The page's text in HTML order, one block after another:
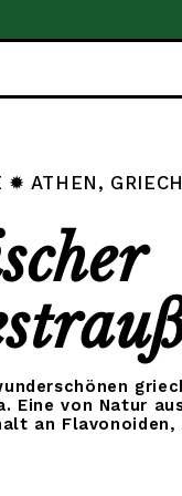
✹ ATHEN,
Eine von Natur
an